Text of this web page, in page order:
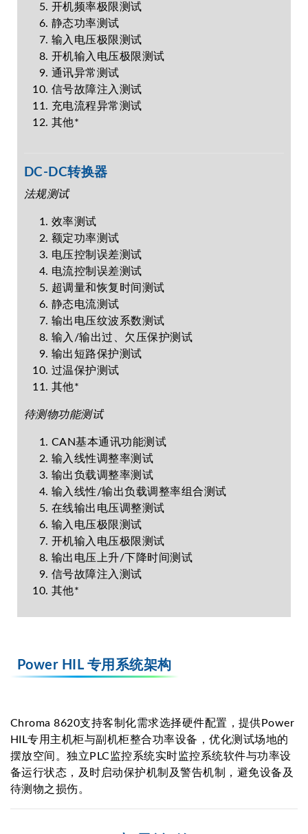
开机频率极限测试
静态功率测试
输入电压极限测试
开机输入电压极限测试
通讯异常测试
信号故障注入测试
充电流程异常测试
其他*
DC-DC转换器
法规测试
效率测试
额定功率测试
电压控制误差测试
电流控制误差测试
超调量和恢复时间测试
静态电流测试
输出电压纹波系数测试
输入/输出过、欠压保护测试
输出短路保护测试
过温保护测试
其他*
待测物功能测试
CAN基本通讯功能测试
输入线性调整率测试
输出负载调整率测试
输入线性/输出负载调整率组合测试
在线输出电压调整测试
输入电压极限测试
开机输入电压极限测试
输出电压上升/下降时间测试
信号故障注入测试
其他*
Power HIL 专用系统架构
Chroma 8620支持客制化需求选择硬件配置，提供Power
HIL专用主机柜与副机柜整合功率设备，优化测试场地的
摆放空间。独立PLC监控系统实时监控系统软件与功率设
备运行状态，及时启动保护机制及警告机制，避免设备及
待测物之损伤。